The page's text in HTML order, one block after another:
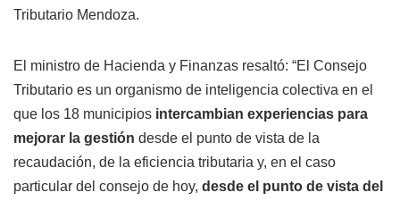
Tributario Mendoza.
El ministro de Hacienda y Finanzas resaltó: “El Consejo
Tributario es un organismo de inteligencia colectiva en el
que los 18 municipios intercambian experiencias para
mejorar la gestión desde el punto de vista de la
recaudación, de la eficiencia tributaria y, en el caso
particular del consejo de hoy, desde el punto de vista del